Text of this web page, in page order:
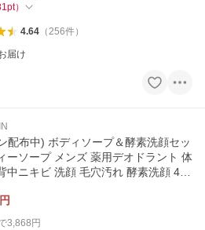
pt）
4.64（256件）
届け
配布中) ボディソープ＆酵素洗顔セッ
ーソープ メンズ 薬用デオドラント 体
中ニキビ 洗顔 毛穴汚れ 酵素洗顔 400
円
3,868 円